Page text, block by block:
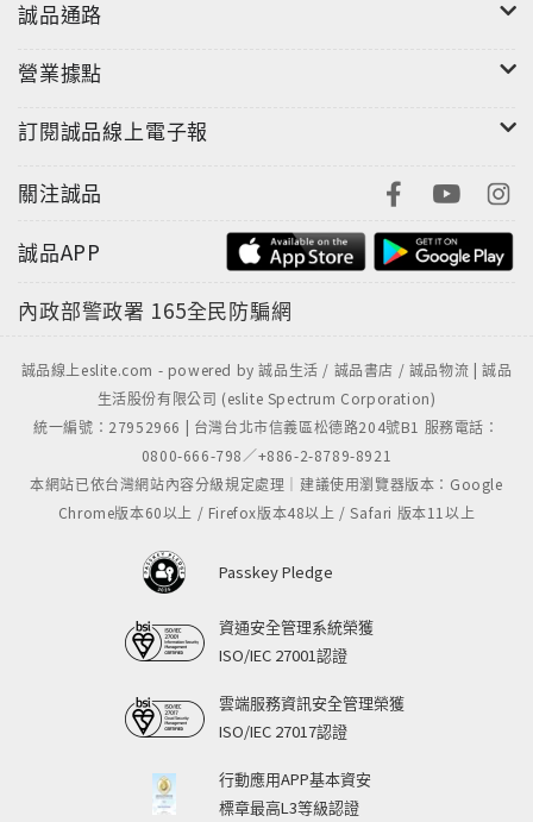
誠品通路
營業據點
訂閱誠品線上電子報
關注誠品
誠品APP
內政部警政署 165全民防騙網
誠品線上eslite.com - powered by 誠品生活 / 誠品書店 / 誠品物流 | 誠品
生活股份有限公司 (eslite Spectrum Corporation)
統一編號：27952966 | 台灣台北市信義區松德路204號B1 服務電話：
0800-666-798／+886-2-8789-8921
本網站已依台灣網站內容分級規定處理｜建議使用瀏覽器版本：Google
Chrome版本60以上 / Firefox版本48以上 / Safari 版本11以上
Passkey Pledge
資通安全管理系統榮獲
ISO/IEC 27001認證
雲端服務資訊安全管理榮獲
ISO/IEC 27017認證
行動應用APP基本資安
標章最高L3等級認證